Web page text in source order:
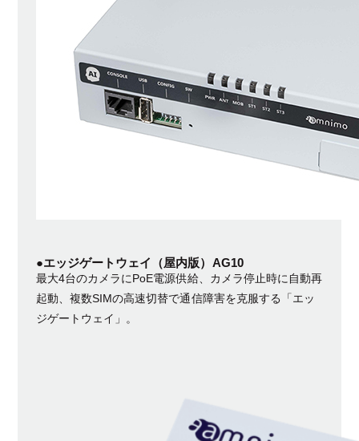
●エッジゲートウェイ（屋内版）AG10
最大4台のカメラにPoE電源供給、カメラ停止時に自動再
起動、複数SIMの高速切替で通信障害を克服する「エッ
ジゲートウェイ」。